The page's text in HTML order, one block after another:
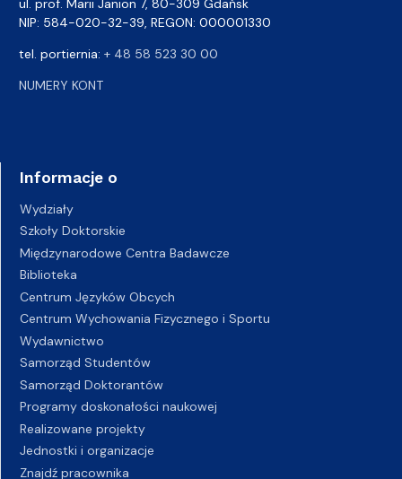
NIP: 584-020-32-39, REGON: 000001330
tel. portiernia: + 48 58 523 30 00
NUMERY KONT
Informacje o
Wydziały
Szkoły Doktorskie
Międzynarodowe Centra Badawcze
Biblioteka
Centrum Języków Obcych
Centrum Wychowania Fizycznego i Sportu
Wydawnictwo
Samorząd Studentów
Samorząd Doktorantów
Programy doskonałości naukowej
Realizowane projekty
Jednostki i organizacje
Znajdź pracownika